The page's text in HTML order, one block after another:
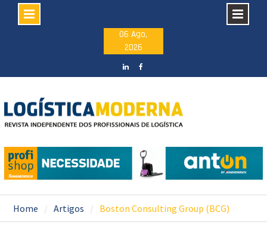
06 Ago,
2026
Home Artigos Boston Consulting Group (BCG)